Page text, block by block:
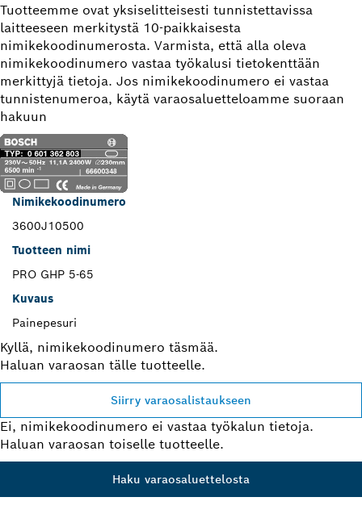
Tuotteemme ovat yksiselitteisesti tunnistettavissa
laitteeseen merkitystä 10-paikkaisesta
nimikekoodinumerosta. Varmista, että alla oleva
nimikekoodinumero vastaa työkalusi tietokenttään
merkittyjä tietoja. Jos nimikekoodinumero ei vastaa
tunnistenumeroa, käytä varaosaluetteloamme suoraan
hakuun
Nimikekoodinumero
3600J10500
Tuotteen nimi
PRO GHP 5-65
Kuvaus
Painepesuri
Kyllä, nimikekoodinumero täsmää.
Haluan varaosan tälle tuotteelle.
Siirry varaosalistaukseen
Ei, nimikekoodinumero ei vastaa työkalun tietoja.
Haluan varaosan toiselle tuotteelle.
Haku varaosaluettelosta